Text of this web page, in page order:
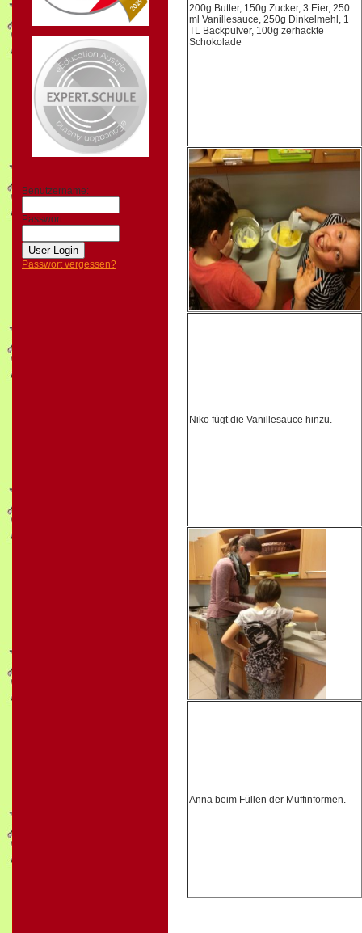
Benutzername:
Passwort:
Passwort vergessen?
200g Butter, 150g Zucker, 3 Eier, 250
ml Vanillesauce, 250g Dinkelmehl, 1
TL Backpulver, 100g zerhackte
Schokolade
Niko fügt die Vanillesauce hinzu.
Anna beim Füllen der Muffinformen.